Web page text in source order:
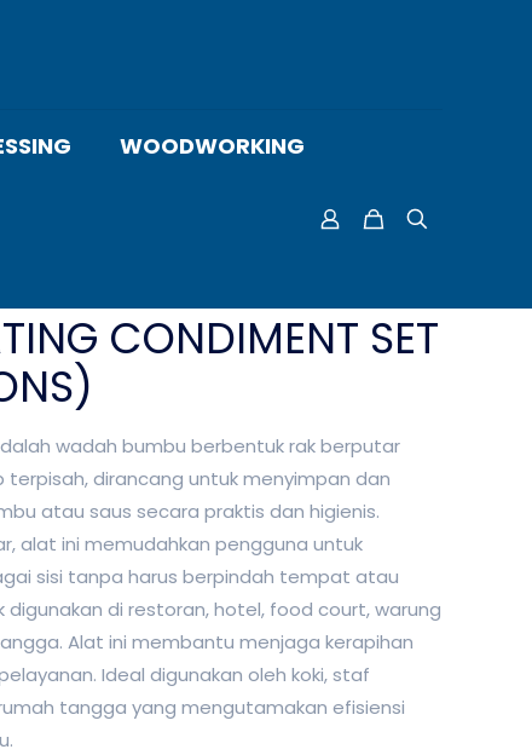
WOODWORKING
CONDIMENT SET
adalah wadah bumbu berbentuk rak berputar
dirancang untuk menyimpan dan
atau saus secara praktis dan higienis.
alat ini memudahkan pengguna untuk
sisi tanpa harus berpindah tempat atau
di restoran, hotel, food court, warung
Alat ini membantu menjaga kerapihan
Ideal digunakan oleh koki, staf
tangga yang mengutamakan efisiensi